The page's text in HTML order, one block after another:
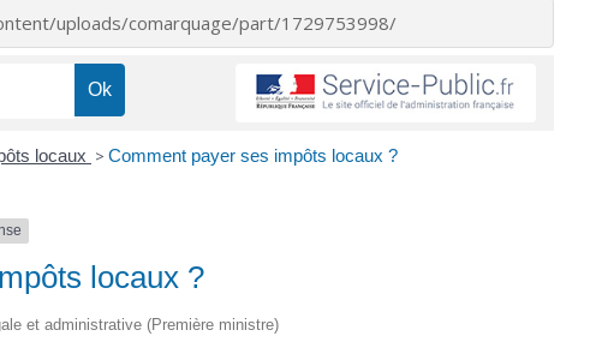
uploads/comarquage/part/1729753998/
locaux > Comment payer ses impôts locaux ?
locaux ?
et administrative (Première ministre)